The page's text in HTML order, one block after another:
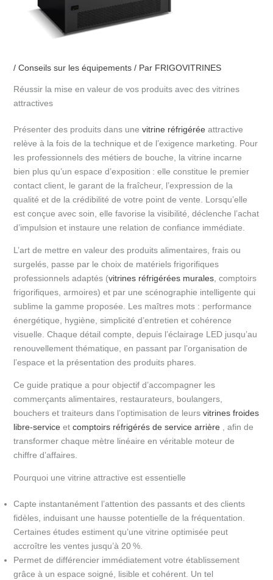
/ Conseils sur les équipements/ Par FRIGOVITRINES
Réussir la mise en valeur de vos produits avec des vitrines
attractives
Présenter des produits dans une vitrine réfrigéréeattractive
relève à la fois de la technique et de l’exigence marketing. Pour
les professionnels des métiers de bouche, la vitrine incarne
bien plus qu’un espace d’exposition : elle constitue le premier
contact client, le garant de la fraîcheur, l’expression de la
qualité et de la crédibilité de votre point de vente. Lorsqu’elle
est conçue avec soin, elle favorise la visibilité, déclenche l’achat
d’impulsion et instaure une relation de confiance immédiate.
L’art de mettre en valeur des produits alimentaires, frais ou
surgelés, passe par le choix de matériels frigorifiques
professionnels adaptés (vitrines réfrigérées murales, comptoirs
frigorifiques, armoires) et par une scénographie intelligente qui
sublime la gamme proposée. Les maîtres mots : performance
énergétique, hygiène, simplicité d’entretien et cohérence
visuelle. Chaque détail compte, depuis l’éclairage LED jusqu’au
renouvellement thématique, en passant par l’organisation de
l’espace et la présentation des produits phares.
Ce guide pratique a pour objectif d’accompagner les
commerçants alimentaires, restaurateurs, boulangers,
bouchers et traiteurs dans l’optimisation de leurs vitrines froides
libre-serviceet comptoirs réfrigérés de service arrière, afin de
transformer chaque mètre linéaire en véritable moteur de
chiffre d’affaires.
Pourquoi une vitrine attractive est essentielle
Capte instantanément l’attention des passants et des clients
fidèles, induisant une hausse potentielle de la fréquentation.
Certaines études estiment qu’une vitrine optimisée peut
accroître les ventes jusqu’à 20 %.
Permet de différencier immédiatement votre établissement
grâce à un espace soigné, lisible et cohérent. Un tel